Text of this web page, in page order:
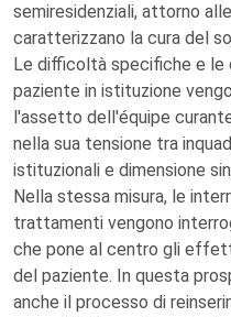
semiresidenziali, attorno
caratterizzano la cura del
Le difficoltà specifiche e le
paziente in istituzione
l'assetto dell'équipe
nella sua tensione tra
istituzionali e dimensione
Nella stessa misura, le
trattamenti vengono
che pone al centro gli
del paziente. In questa
anche il processo di